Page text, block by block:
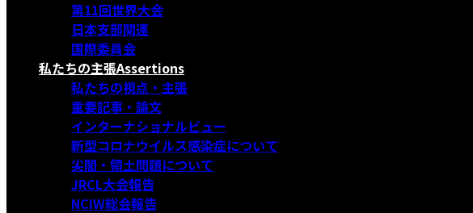
第11回世界大会
日本支部関連
国際委員会
私たちの主張Assertions
私たちの視点・主張
重要記事・論文
インターナショナルビュー
新型コロナウイルス感染症について
尖閣・領土問題について
JRCL大会報告
NCIW総会報告